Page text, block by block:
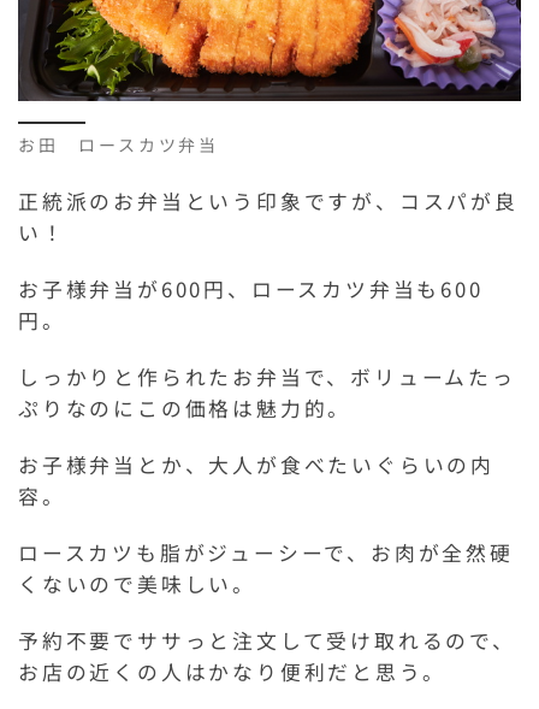
お田 ロースカツ弁当
正統派のお弁当という印象ですが、コスパが良
い！
お子様弁当が600円、ロースカツ弁当も600
円。
しっかりと作られたお弁当で、ボリュームたっ
ぷりなのにこの価格は魅力的。
お子様弁当とか、大人が食べたいぐらいの内
容。
ロースカツも脂がジューシーで、お肉が全然硬
くないので美味しい。
予約不要でササっと注文して受け取れるので、
お店の近くの人はかなり便利だと思う。